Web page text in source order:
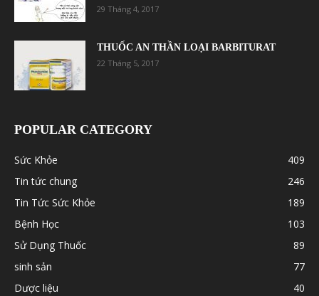
29 Tháng 4, 2017
THUỐC AN THẦN LOẠI BARBITURAT
22 Tháng 5, 2017
POPULAR CATEGORY
Sức Khỏe
409
Tin tức chung
246
Tin Tức Sức Khỏe
189
Bệnh Học
103
Sử Dụng Thuốc
89
sinh sản
77
Dược liệu
40